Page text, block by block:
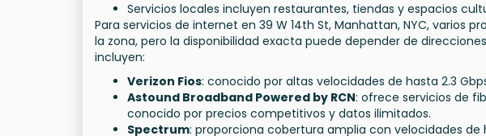
Servicios locales incluyen restaurantes, tiendas y espacios
Para servicios de internet en 39 W 14th St, Manhattan, NYC, varios
la zona, pero la disponibilidad exacta puede depender de
incluyen:
Verizon Fios: conocido por altas velocidades de hasta 2.3
Astound Broadband Powered by RCN: ofrece servicios de
conocido por precios competitivos y datos ilimitados.
Spectrum: proporciona cobertura amplia con velocidades de